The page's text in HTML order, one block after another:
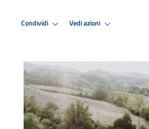
Condividi Vedi azioni